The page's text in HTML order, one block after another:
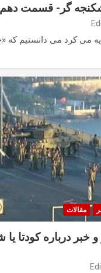
گر- قسمت
می کرد می دانستیم که
مقالات
خبر درباره کودتا یا